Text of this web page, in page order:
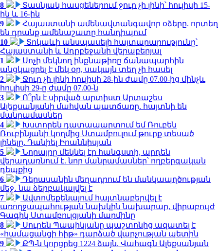
8
Տասնյակ հասցեներում ջուր չի լինի՝ հուլիսի 15-
ին և 16-ին
9
Հայաստանի ամենավտանգավոր օձերը. որտեղ
են դրանք ամենաշատը հանդիպում
10
Տոկաևի անսպասելի հայտարարությունը՝
Հայաստանի և Ադրբեջանի վերաբերյալ
1
Սոչի մեկնող ինքնաթիռը ճանապարհին
անցկացրել է մեկ օր, սակայն տեղ չի հասել
2
Ջուր չի լինի հուլիսի 28-ին ժամը 07.00-ից մինչև
հուլիսի 29-ը ժամը 07.00-ն
3
Ո՞րն է սիրված արտիստ Արտաշես
Ալեքսանյանի մահվան պատճառը. հայտնի են
մանրամասներ
4
Խստորեն դատապարտում եմ Ռուբեն
Ռուբինյանի կողմից Ստամբուլում թուրք տեսած
լինելը. Դանիել Իոաննիսյան
5
Նորայրը մեկնել էր հանգստի, արդեն
վերադառնում է. նոր մանրամասներ՝ ողբերգական
դեպքից
6
Դերասանին մեղադրում են մանկապղծության
մեջ․ նա ձերբակալվել է
7
Ավտոմեքենայում հայտնաբերվել է
առողջապահության նախկին նախարար, վիրաբույժ
Գագիկ Ստամբուլցյանի մարմինը
8
Սուրեն Պապիկյանը պաշտոնից ազատել է
«համացանցի հիթ» դարձած վարչության պետին
9
ՔՊ-ն կորցրեց 1224 ձայն. Վահագն Ալեքսանյան